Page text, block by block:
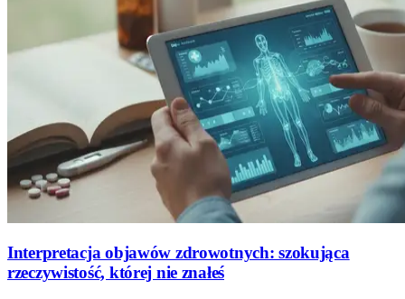
Interpretacja objawów zdrowotnych: szokująca
rzeczywistość, której nie znałeś